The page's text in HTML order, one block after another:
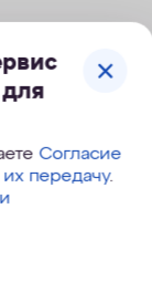
и
Согласие
передачу.